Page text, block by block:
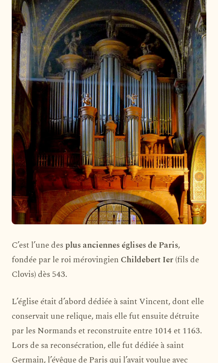
C’est l’une desplus anciennes églises de Paris,
fondée par le roi mérovingien Childebert Ier(fils de
Clovis) dès 543.
L’église était d’abord dédiée à saint Vincent, dont elle
conservait une relique, mais elle fut ensuite détruite
par les Normands et reconstruite entre 1014 et 1163.
Lors de sa reconsécration, elle fut dédiée à saint
Germain, l’évêque de Paris qui l’avait voulue avec